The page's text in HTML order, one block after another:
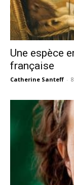
‌Une espèce
française
Catherine Santeff -